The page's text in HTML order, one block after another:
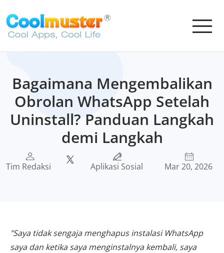
Bagaimana Mengembalikan
Obrolan WhatsApp Setelah
Uninstall? Panduan Langkah
demi Langkah
Tim Redaksi Aplikasi Sosial Mar 20, 2026
"Saya tidak sengaja menghapus instalasi WhatsApp
saya dan ketika saya menginstalnya kembali, saya